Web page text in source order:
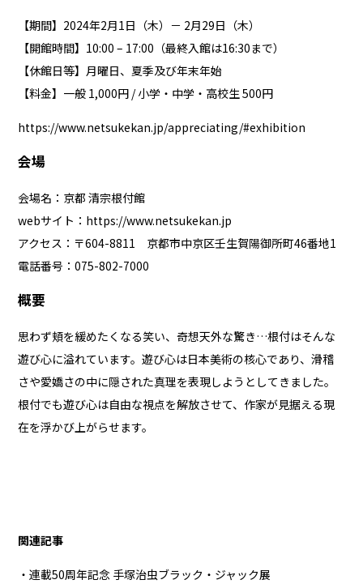
【期間】2024年2月1日（木）－ 2月29日（木）
【開館時間】10:00 – 17:00（最終入館は16:30まで）
【休館日等】月曜日、夏季及び年末年始
【料金】一般 1,000円 / 小学・中学・高校生 500円
https://www.netsukekan.jp/appreciating/#exhibition
会場
会場名：京都 清宗根付館
webサイト： https://www.netsukekan.jp
アクセス：〒604-8811 京都市中京区壬生賀陽御所町46番地1
電話番号：075-802-7000
概要
思わず頬を緩めたくなる笑い、奇想天外な驚き…根付はそんな
遊び心に溢れています。遊び心は日本美術の核心であり、滑稽
さや愛嬌さの中に隠された真理を表現しようとしてきました。
根付でも遊び心は自由な視点を解放させて、作家が見据える現
在を浮かび上がらせます。
関連記事
・連載50周年記念 手塚治虫ブラック・ジャック展